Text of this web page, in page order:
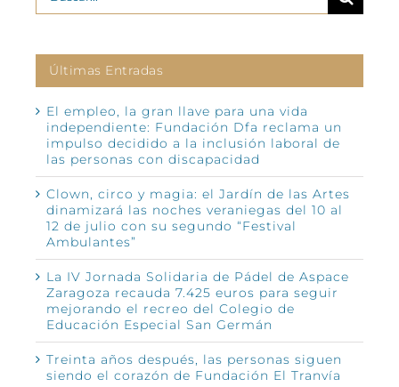
Últimas Entradas
El empleo, la gran llave para una vida
independiente: Fundación Dfa reclama un
impulso decidido a la inclusión laboral de
las personas con discapacidad
Clown, circo y magia: el Jardín de las Artes
dinamizará las noches veraniegas del 10 al
12 de julio con su segundo “Festival
Ambulantes”
La IV Jornada Solidaria de Pádel de Aspace
Zaragoza recauda 7.425 euros para seguir
mejorando el recreo del Colegio de
Educación Especial San Germán
Treinta años después, las personas siguen
siendo el corazón de Fundación El Tranvía